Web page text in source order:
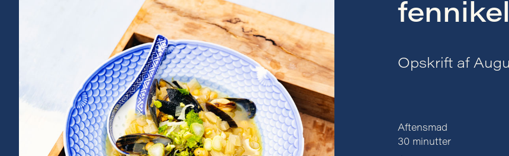
Opskrift af
Aftensmad
30 minutter